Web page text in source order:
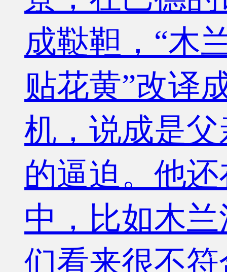
成鞑靼，“木
贴花黄”改译
机，说成是
的逼迫。他
中，比如木
们看来很不